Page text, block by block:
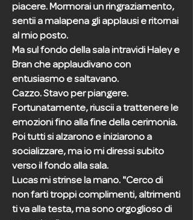
piacere. Mormorai un ringraziamento,
sentii a malapena gli applausi e ritornai
al mio posto.
Ma sul fondo della sala intravidi Haley e
Bran che applaudivano con
entusiasmo e saltavano.
Cazzo. Stavo per piangere.
Fortunatamente, riuscii a trattenere le
emozioni fino alla fine della cerimonia.
Poi tutti si alzarono e iniziarono a
socializzare, ma io mi diressi subito
verso il fondo alla sala.
Lucas mi strinse la mano. "Cerco di
non farti troppi complimenti, altrimenti
ti va alla testa, ma sono orgoglioso di